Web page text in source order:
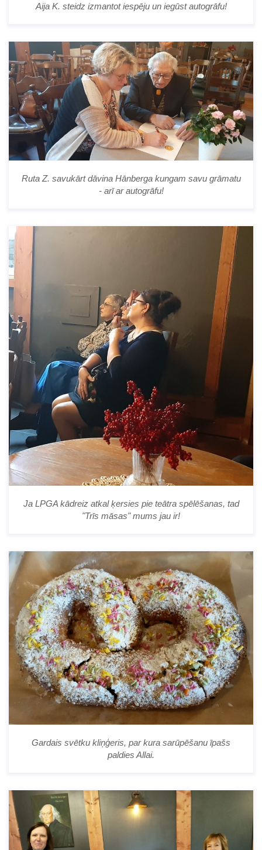
Aija K. steidz izmantot iespēju un iegūst autogrāfu!
Ruta Z. savukārt dāvina Hānberga kungam savu grāmatu
- arī ar autogrāfu!
Ja LPGA kādreiz atkal ķersies pie teātra spēlēšanas, tad
"Trīs māsas" mums jau ir!
Gardais svētku kliņģeris, par kura sarūpēšanu īpašs
paldies Allai.